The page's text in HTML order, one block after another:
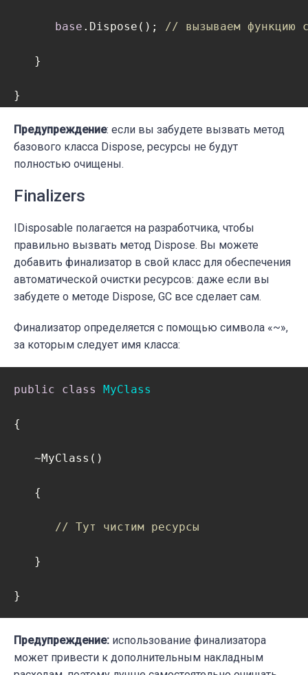
base .Dispose(); // вызываем функцию
   }
}
Предупреждение: если вы забудете вызвать метод
базового класса Dispose, ресурсы не будут
полностью очищены.
Finalizers
IDisposable полагается на разработчика, чтобы
правильно вызвать метод Dispose. Вы можете
добавить финализатор в свой класс для обеспечения
автоматической очистки ресурсов: даже если вы
забудете о методе Dispose, GC все сделает сам.
Финализатор определяется с помощью символа «~»,
за которым следует имя класса:
public class MyClass
{
   ~MyClass()
   {
// Тут чистим ресурсы
   }
}
Предупреждение: использование финализатора
может привести к дополнительным накладным